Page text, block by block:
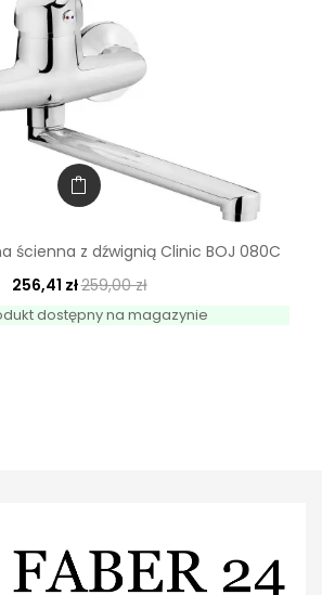
ścienna z dźwignią Clinic BOJ 080C
256,41 zł259,00 zł
dostępny na magazynie